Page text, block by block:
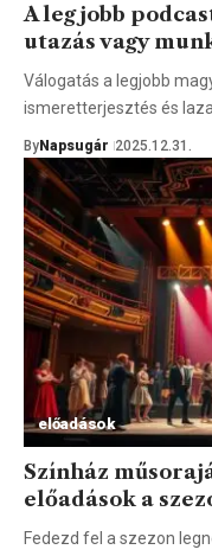
A legjobb
utazás vagy
Válogatás a legjobb
ismeretterjesztés és
ByNapsugár 2025.12.31.
előadások
Színház
előadások a
Fedezd fel a szezon